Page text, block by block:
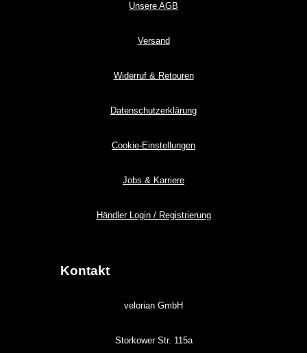
Unsere AGB
Versand
Widerruf & Retouren
Datenschutzerklärung
Cookie-Einstellungen
Jobs & Karriere
Händler Login / Registrierung
Kontakt
velorian GmbH
Storkower Str. 115a